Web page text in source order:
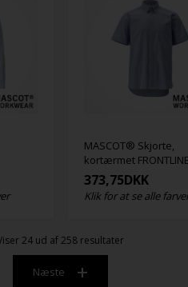
MASCOT® Skjorte,
kortærmet FRONTLINE
373,75DKK
Klik for at se alle
24 ud af 258 resultater
Næste